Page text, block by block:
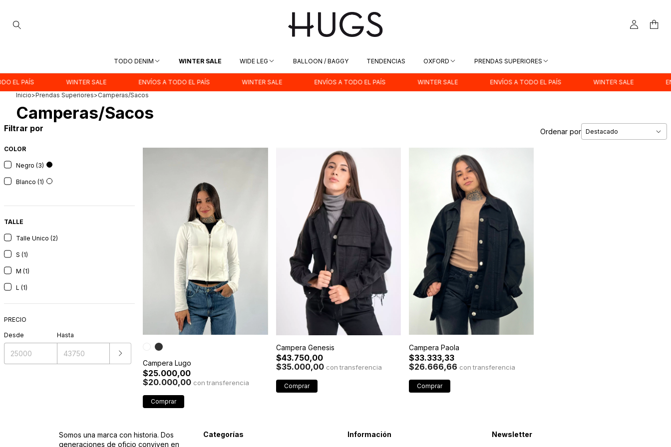
TODO DENIM WINTER SALE WIDE LEG BALLOON / BAGGY TENDENCIAS OXFORD PRENDAS SUPERIORES
PAÍS WINTER SALE ENVÍOS A TODO EL PAÍS WINTER SALE ENVÍOS A TODO EL PAÍS WINTER SALE ENVÍOS A TODO EL PAÍS WINTER SALE
Inicio>Prendas Superiores>Camperas/Sacos
Camperas/Sacos
Filtrar por
COLOR
Negro (3)
Blanco (1)
TALLE
Talle Unico (2)
S (1)
M (1)
L (1)
PRECIO
Desde Hasta
Ordenar por
Campera Lugo
$25.000,00
$20.000,00 con
Comprar
Campera Genesis
$43.750,00
$35.000,00 con
Comprar
Campera Paola
$33.333,33
$26.666,66 con
Comprar
Somos una marca con historia. Dos
generaciones de oficio conviven en
Categorías Información Newsletter